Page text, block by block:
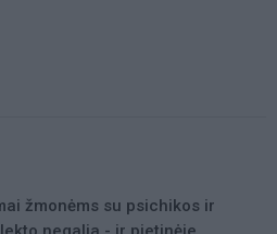
žmonėms su psichikos ir